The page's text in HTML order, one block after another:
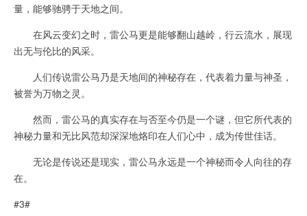
量，能够驰骋于天地之间。
在风云变幻之时，雷公马更是能够翻山越岭，行云流水，展现
出无与伦比的风采。
人们传说雷公马乃是天地间的神秘存在，代表着力量与神圣，
被誉为万物之灵。
然而，雷公马的真实存在与否至今仍是一个谜，但它所代表的
神秘力量和无比风范却深深地烙印在人们心中，成为传世佳话。
无论是传说还是现实，雷公马永远是一个神秘而令人向往的存
在。
#3#